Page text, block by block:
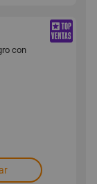
con